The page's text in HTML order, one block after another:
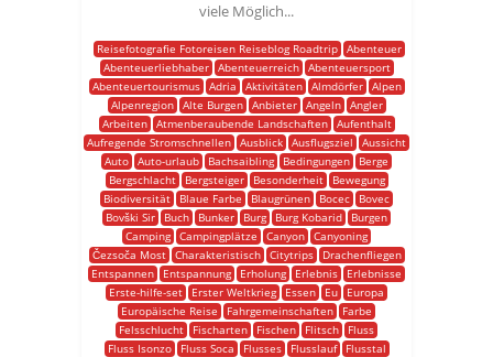
viele Möglich...
Reisefotografie Fotoreisen Reiseblog Roadtrip Abenteuer
Abenteuerliebhaber
Abenteuerreich
Abenteuersport
Abenteuertourismus
Adria Aktivitäten Almdörfer
Alpen
Alpenregion
Alte Burgen Anbieter Angeln
Angler
Arbeiten
Atmenberaubende Landschaften
Aufenthalt
Aufregende Stromschnellen Ausblick Ausflugsziel
Aussicht
Auto Auto-urlaub Bachsaibling Bedingungen
Berge
Bergschlacht
Bergsteiger Besonderheit
Bewegung
Biodiversität
Blaue Farbe Blaugrünen Bocec
Bovec
Bovški Sir
Buch Bunker Burg Burg Kobarid
Burgen
Camping Campingplätze Canyon Canyoning
Čezsoča Most
Charakteristisch Citytrips
Drachenfliegen
Entspannen
Entspannung Erholung Erlebnis
Erlebnisse
Erste-hilfe-set
Erster Weltkrieg Essen Eu
Europa
Europäische Reise
Fahrgemeinschaften
Farbe
Felsschlucht
Fischarten Fischen Flitsch
Fluss
Fluss Isonzo
Fluss Soca Flusses Flusslauf
Flusstal